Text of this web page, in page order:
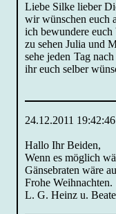
Liebe Silke lieber
wir wünschen euch
ich bewundere
zu sehen Julia und
sehe jeden Tag
ihr euch selber
24.12.2011 19:42:46
Hallo Ihr Beiden,
Wenn es möglich
Gänsebraten wäre
Frohe Weihnachten.
L. G. Heinz u. Beate